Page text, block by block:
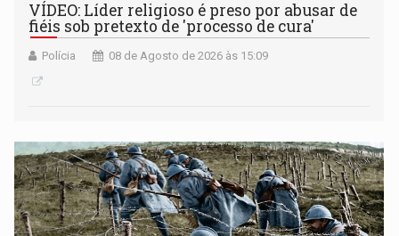
VÍDEO: Líder religioso é preso por abusar de
fiéis sob pretexto de 'processo de cura'
Polícia 08 de Agosto de 2026 às 15:09